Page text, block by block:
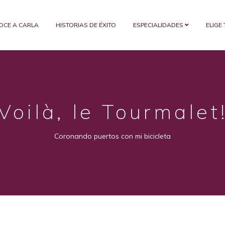
A CARLA HISTORIAS DE ÉXITO ESPECIALIDADES ELIGE
le
Coronando puertos con mi bicicleta